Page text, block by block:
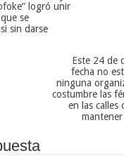
logró unir
se
sin darse
Este 24 de
fecha no
ninguna
costumbre las
en las calles